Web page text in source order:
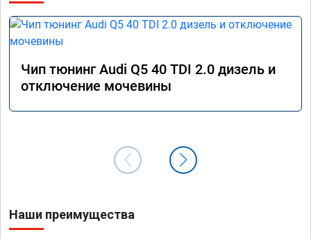
Чип тюнинг Audi Q5 40 TDI 2.0 дизель и
отключение мочевины
Наши преимущества